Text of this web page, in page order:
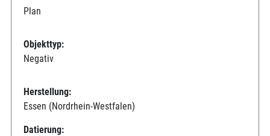
Plan
Objekttyp:
Negativ
Herstellung:
Essen (Nordrhein-Westfalen)
Datierung: